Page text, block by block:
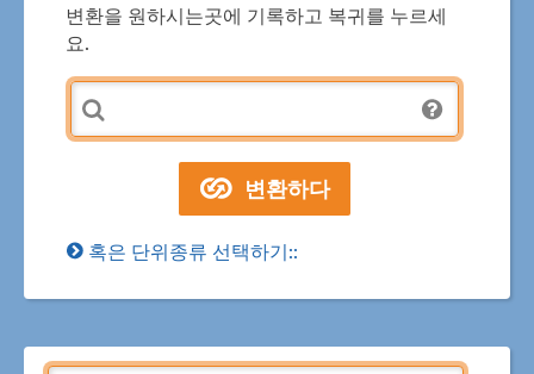
변환을 원하시는곳에 기록하고 복귀를 누르세
요.
혹은 단위종류 선택하기::